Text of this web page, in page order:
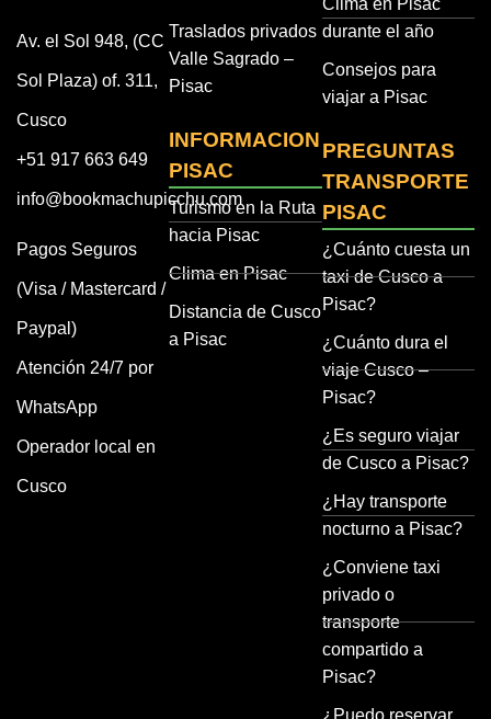
Av. el Sol 948, (CC
Sol Plaza) of. 311,
Cusco
+51 917 663 649
info@bookmachupicchu.com
Pagos Seguros
(Visa / Mastercard /
Paypal)
Atención 24/7 por
WhatsApp
Operador local en
Cusco
Traslados privados
Valle Sagrado –
Pisac
INFORMACION
PISAC
Turismo en la Ruta
hacia Pisac
Clima en Pisac
Distancia de Cusco
a Pisac
Clima en Pisac
durante el año
Consejos para
viajar a Pisac
PREGUNTAS
TRANSPORTE
PISAC
¿Cuánto cuesta un
taxi de Cusco a
Pisac?
¿Cuánto dura el
viaje Cusco –
Pisac?
¿Es seguro viajar
de Cusco a Pisac?
¿Hay transporte
nocturno a Pisac?
¿Conviene taxi
privado o
transporte
compartido a
Pisac?
¿Puedo reservar